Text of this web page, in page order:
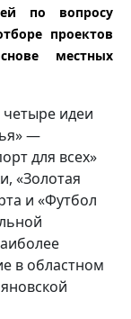
по вопросу
проектов
местных
идеи
—
для всех»
«Золотая
и «Футбол
в областном